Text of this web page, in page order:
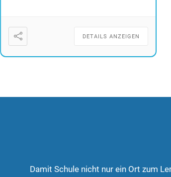
DETAILS ANZEIGEN
Damit Schule nicht nur ein Ort zum